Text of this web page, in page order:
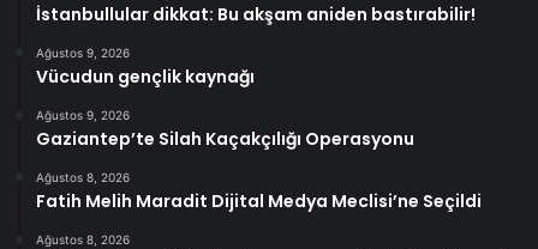
İstanbullular dikkat: Bu akşam aniden bastırabilir!
Ağustos 9, 2026
Vücudun gençlik kaynağı
Ağustos 9, 2026
Gaziantep’te Silah Kaçakçılığı Operasyonu
Ağustos 8, 2026
Fatih Melih Maradit Dijital Medya Meclisi’ne Seçildi
Ağustos 8, 2026